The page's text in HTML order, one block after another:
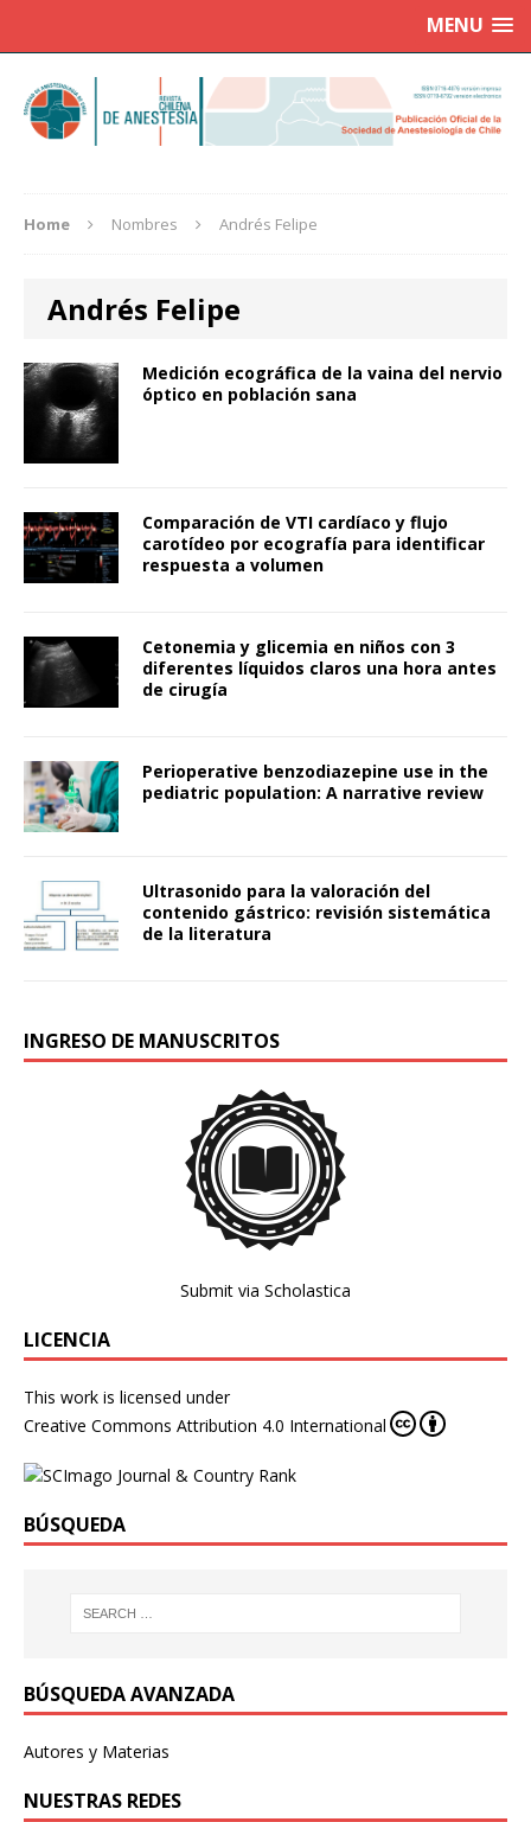
MENU
Home Nombres Andrés Felipe
Andrés Felipe
Medición ecográfica de la vaina del nervio
óptico en población sana
Comparación de VTI cardíaco y flujo
carotídeo por ecografía para identificar
respuesta a volumen
Cetonemia y glicemia en niños con 3
diferentes líquidos claros una hora antes
de cirugía
Perioperative benzodiazepine use in the
pediatric population: A narrative review
Ultrasonido para la valoración del
contenido gástrico: revisión sistemática
de la literatura
INGRESO DE MANUSCRITOS
Submit via Scholastica
LICENCIA
This work is licensed under
Creative Commons Attribution 4.0 International
BÚSQUEDA
BÚSQUEDA AVANZADA
Autores y Materias
NUESTRAS REDES